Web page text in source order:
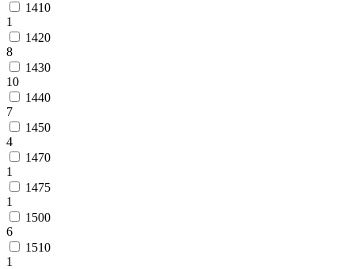
1410
1
1420
8
1430
10
1440
7
1450
4
1470
1
1475
1
1500
6
1510
1